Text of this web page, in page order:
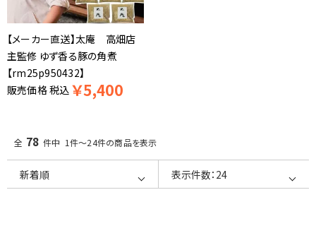
【メーカー直送】太庵 高畑店
主監修 ゆず香る豚の角煮
【rm25p950432】
販売価格税込 ￥5,400
全 78 件中 1件～24件の商品を表示